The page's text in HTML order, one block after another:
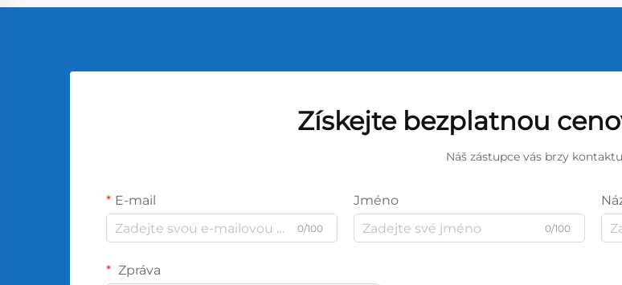
Získejte bezplatnou
Náš zástupce vás brzy
E-mail
0/100
Jméno
0/100
Zpráva